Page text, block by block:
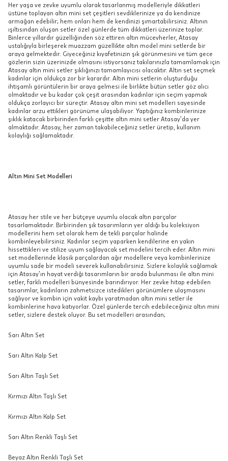
Her yaşa ve zevke uyumlu olarak tasarlanmış modelleriyle dikkatleri
üstüne toplayan altın mini set çeşitleri sevdiklerinize ya da kendinize
armağan edebilir; hem onları hem de kendinizi şımartabilirsiniz. Altının
ışıltısından oluşan setler özel günlerde tüm dikkatleri üzerinize toplar.
Binlerce yıllardır güzelliğinden söz ettiren altın mücevherler, Atasay
ustalığıyla birleşerek muazzam güzellikte altın model mini setlerde bir
araya gelmektedir. Giyeceğiniz kıyafetinizin şık görünmesini ve tüm gece
gözlerin sizin üzerinizde olmasını istiyorsanız takılarınızla tamamlamak için
Atasay altın mini setler şıklığınızı tamamlayıcısı olacaktır. Altın set seçmek
kadınlar için oldukça zor bir karardır. Altın mini setlerin oluşturduğu
ihtişamlı görüntülerin bir araya gelmesi ile birlikte bütün setler göz alıcı
olmaktadır ve bu kadar çok çeşit arasından kadınlar için seçim yapmak
oldukça zorlayıcı bir süreçtir. Atasay altın mini set modelleri sayesinde
kadınlar arzu ettikleri görünüme ulaşabiliyor. Yaptığınız kombinlerinize
şıklık katacak birbirinden farklı çeşitte altın mini setler Atasay’da yer
almaktadır. Atasay, her zaman takabileceğiniz setler üretip, kullanım
kolaylığı sağlamaktadır.
Altın Mini Set Modelleri
Atasay her stile ve her bütçeye uyumlu olacak altın parçalar
tasarlamaktadır. Birbirinden şık tasarımların yer aldığı bu koleksiyon
modellerini hem set olarak hem de tekli parçalar halinde
kombinleyebilirsiniz. Kadınlar seçim yaparken kendilerine en yakın
hissettikleri ve stilize uyum sağlayacak set modelini tercih eder. Altın mini
set modellerinde klasik parçalardan ağır modellere veya kombinlerinize
uyumlu sade bir modeli severek kullanabilirsiniz. Sizlere kolaylık sağlamak
için Atasay’ın hayat verdiği tasarımların bir arada bulunması ile altın mini
setler, farklı modelleri bünyesinde barındırıyor. Her zevke hitap edebilen
tasarımlar, kadınların zahmetsizce istedikleri görünümlere ulaşmasını
sağlıyor ve kombin için vakit kaybı yaratmadan altın mini setler ile
kombinlerine hava katıyorlar. Özel günlerde tercih edebileceğiniz altın mini
setler, sizlere destek oluyor. Bu set modelleri arasından;
Sarı Altın Set
Sarı Altın Kalp Set
Sarı Altın Taşlı Set
Kırmızı Altın Taşlı Set
Kırmızı Altın Kalp Set
Sarı Altın Renkli Taşlı Set
Beyaz Altın Renkli Taşlı Set